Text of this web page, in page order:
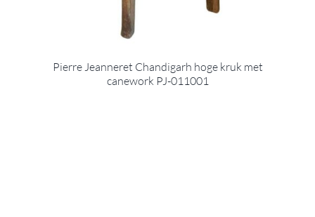
Pierre Jeanneret Chandigarh hoge kruk met
canework PJ-011001